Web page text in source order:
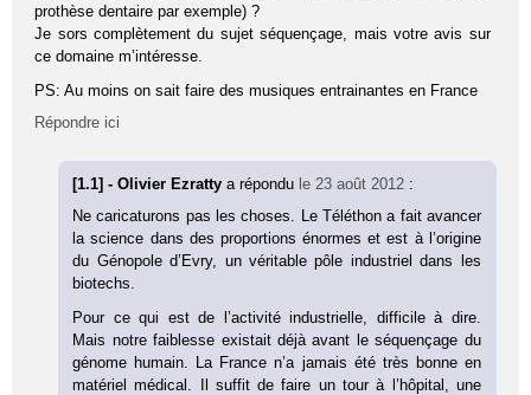
prothèse dentaire par exemple) ?
Je sors complètement du sujet séquençage, mais votre avis sur
ce domaine m’intéresse.
PS: Au moins on sait faire des musiques entrainantes en France
Répondre ici
[1.1] - Olivier Ezrattya répondu le 23 août 2012 :
Ne caricaturons pas les choses. Le Téléthon a fait avancer
la science dans des proportions énormes et est à l’origine
du Génopole d’Evry, un véritable pôle industriel dans les
biotechs.
Pour ce qui est de l’activité industrielle, difficile à dire.
Mais notre faiblesse existait déjà avant le séquençage du
génome humain. La France n’a jamais été très bonne en
matériel médical. Il suffit de faire un tour à l’hôpital, une